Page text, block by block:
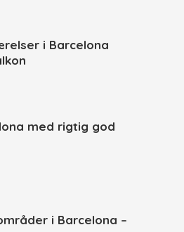
i Barcelona
med rigtig god
i Barcelona –